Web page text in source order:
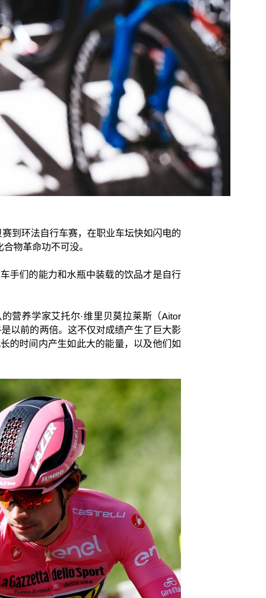
到环法自行车赛，在职业车坛快如闪电的
物革命功不可没。
手们的能力和水瓶中装载的饮品才是自行
营养学家艾托尔·维里贝莫拉莱斯（Aitor
以前的两倍。这不仅对成绩产生了巨大影
的时间内产生如此大的能量，以及他们如